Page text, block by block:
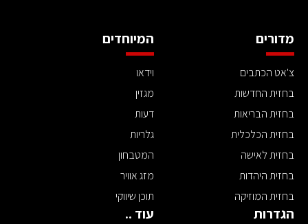
מדורים
צ'אט הכתבים
בחזית החדשות
בחזית הבריאות
בחזית הכלכלית
בחזית לאישה
בחזית היהדות
בחזית המוזיקה
המיוחדים
וידאו
מגזין
דעות
גלריות
המטבחון
מזג אוויר
תוכן שיווקי
הגדרות עוד ..